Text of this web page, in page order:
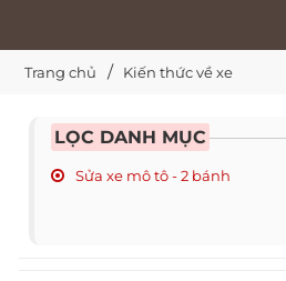
Trang chủ Kiến thức về xe
LỌC DANH MỤC
Sửa xe mô tô - 2 bánh